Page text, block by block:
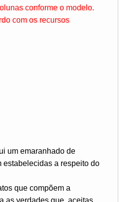
conforme o modelo.
com os recursos
um emaranhado de
estabelecidas a respeito do
que compõem a
as verdades que, aceitas